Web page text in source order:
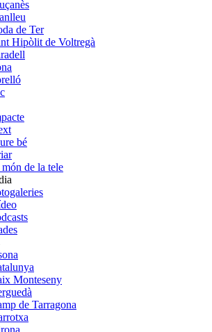
de Ter
Hipòlit de Voltregà
bé
de la tele
Monteseny
de Tarragona